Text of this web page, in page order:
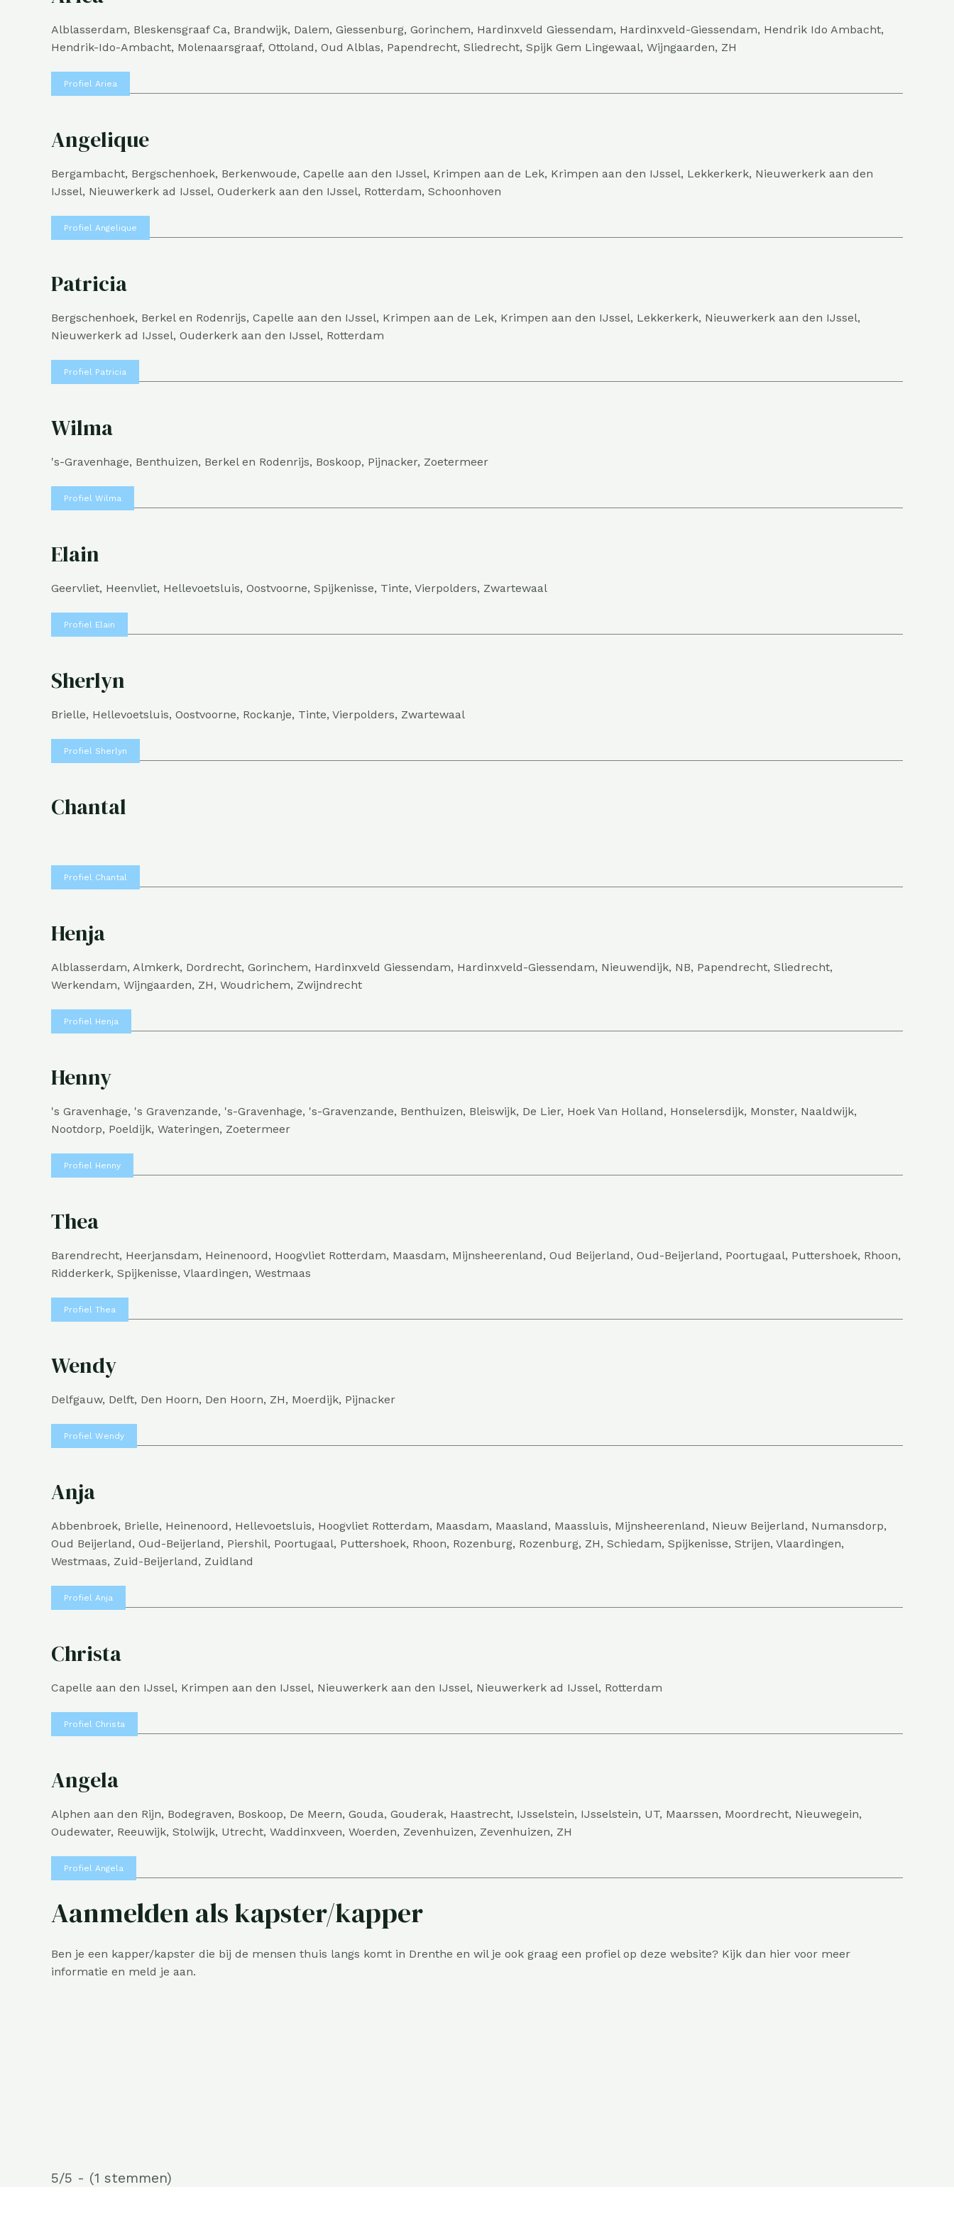
Alblasserdam, Bleskensgraaf Ca, Brandwijk, Dalem, Giessenburg, Gorinchem, Hardinxveld Giessendam, Hardinxveld-Giessendam, Hendrik Ido Ambacht,
Hendrik-Ido-Ambacht, Molenaarsgraaf, Ottoland, Oud Alblas, Papendrecht, Sliedrecht, Spijk Gem Lingewaal, Wijngaarden, ZH
Profiel Ariea
Angelique
Bergambacht, Bergschenhoek, Berkenwoude, Capelle aan den IJssel, Krimpen aan de Lek, Krimpen aan den IJssel, Lekkerkerk, Nieuwerkerk aan den
IJssel, Nieuwerkerk ad IJssel, Ouderkerk aan den IJssel, Rotterdam, Schoonhoven
Profiel Angelique
Patricia
Bergschenhoek, Berkel en Rodenrijs, Capelle aan den IJssel, Krimpen aan de Lek, Krimpen aan den IJssel, Lekkerkerk, Nieuwerkerk aan den IJssel,
Nieuwerkerk ad IJssel, Ouderkerk aan den IJssel, Rotterdam
Profiel Patricia
Wilma
's-Gravenhage, Benthuizen, Berkel en Rodenrijs, Boskoop, Pijnacker, Zoetermeer
Profiel Wilma
Elain
Geervliet, Heenvliet, Hellevoetsluis, Oostvoorne, Spijkenisse, Tinte, Vierpolders, Zwartewaal
Profiel Elain
Sherlyn
Brielle, Hellevoetsluis, Oostvoorne, Rockanje, Tinte, Vierpolders, Zwartewaal
Profiel Sherlyn
Chantal
Profiel Chantal
Henja
Alblasserdam, Almkerk, Dordrecht, Gorinchem, Hardinxveld Giessendam, Hardinxveld-Giessendam, Nieuwendijk, NB, Papendrecht, Sliedrecht,
Werkendam, Wijngaarden, ZH, Woudrichem, Zwijndrecht
Profiel Henja
Henny
's Gravenhage, 's Gravenzande, 's-Gravenhage, 's-Gravenzande, Benthuizen, Bleiswijk, De Lier, Hoek Van Holland, Honselersdijk, Monster, Naaldwijk,
Nootdorp, Poeldijk, Wateringen, Zoetermeer
Profiel Henny
Thea
Barendrecht, Heerjansdam, Heinenoord, Hoogvliet Rotterdam, Maasdam, Mijnsheerenland, Oud Beijerland, Oud-Beijerland, Poortugaal, Puttershoek, Rhoon,
Ridderkerk, Spijkenisse, Vlaardingen, Westmaas
Profiel Thea
Wendy
Delfgauw, Delft, Den Hoorn, Den Hoorn, ZH, Moerdijk, Pijnacker
Profiel Wendy
Anja
Abbenbroek, Brielle, Heinenoord, Hellevoetsluis, Hoogvliet Rotterdam, Maasdam, Maasland, Maassluis, Mijnsheerenland, Nieuw Beijerland, Numansdorp,
Oud Beijerland, Oud-Beijerland, Piershil, Poortugaal, Puttershoek, Rhoon, Rozenburg, Rozenburg, ZH, Schiedam, Spijkenisse, Strijen, Vlaardingen,
Westmaas, Zuid-Beijerland, Zuidland
Profiel Anja
Christa
Capelle aan den IJssel, Krimpen aan den IJssel, Nieuwerkerk aan den IJssel, Nieuwerkerk ad IJssel, Rotterdam
Profiel Christa
Angela
Alphen aan den Rijn, Bodegraven, Boskoop, De Meern, Gouda, Gouderak, Haastrecht, IJsselstein, IJsselstein, UT, Maarssen, Moordrecht, Nieuwegein,
Oudewater, Reeuwijk, Stolwijk, Utrecht, Waddinxveen, Woerden, Zevenhuizen, Zevenhuizen, ZH
Profiel Angela
Aanmelden als kapster/kapper
Ben je een kapper/kapster die bij de mensen thuis langs komt in Drenthe en wil je ook graag een profiel op deze website? Kijk dan hier voor meer
informatie en meld je aan.
5/5 - (1 stemmen)